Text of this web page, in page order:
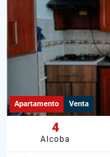
Apartamento Venta
4
Alcoba